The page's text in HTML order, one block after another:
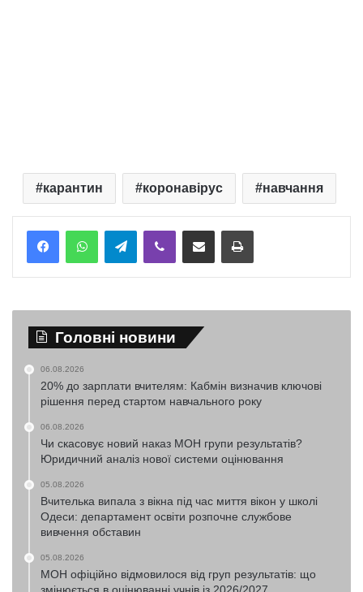
карантин коронавірус навчання
TelegramViber Надіслати електронною поштоюНадрукувати
Головні новини
06.08.2026
20% до зарплати вчителям: Кабмін визначив ключові
рішення перед стартом навчального року
06.08.2026
Чи скасовує новий наказ МОН групи результатів?
Юридичний аналіз нової системи оцінювання
05.08.2026
Вчителька випала з вікна під час миття вікон у школі
Одеси: департамент освіти розпочне службове
вивчення обставин
05.08.2026
МОН офіційно відмовилося від груп результатів: що